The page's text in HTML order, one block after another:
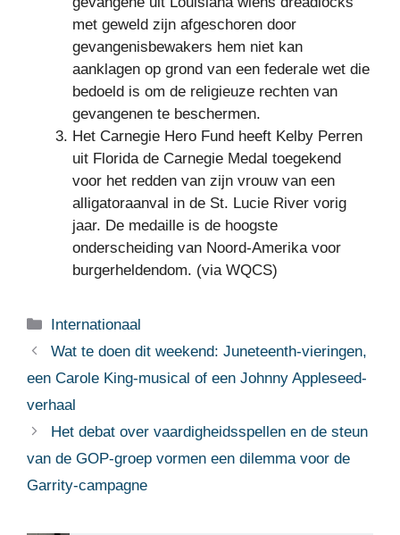
met geweld zijn afgeschoren door
gevangenisbewakers hem niet kan
aanklagen op grond van een federale wet die
bedoeld is om de religieuze rechten van
gevangenen te beschermen.
Het Carnegie Hero Fund heeft Kelby Perren
uit Florida de Carnegie Medal toegekend
voor het redden van zijn vrouw van een
alligatoraanval in de St. Lucie River vorig
jaar. De medaille is de hoogste
onderscheiding van Noord-Amerika voor
burgerheldendom. (via WQCS)
Categorieën
Internationaal
Wat te doen dit weekend: Juneteenth-vieringen,
een Carole King-musical of een Johnny Appleseed-
verhaal
Het debat over vaardigheidsspellen en de steun
van de GOP-groep vormen een dilemma voor de
Garrity-campagne